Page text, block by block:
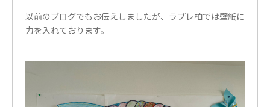
以前のブログでもお伝えしましたが、ラプレ柏では壁紙に
力を入れております。